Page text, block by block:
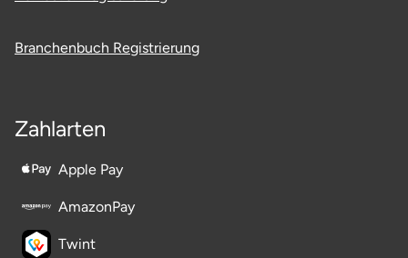
Branchenbuch Registrierung
Zahlarten
Apple Pay
AmazonPay
Twint